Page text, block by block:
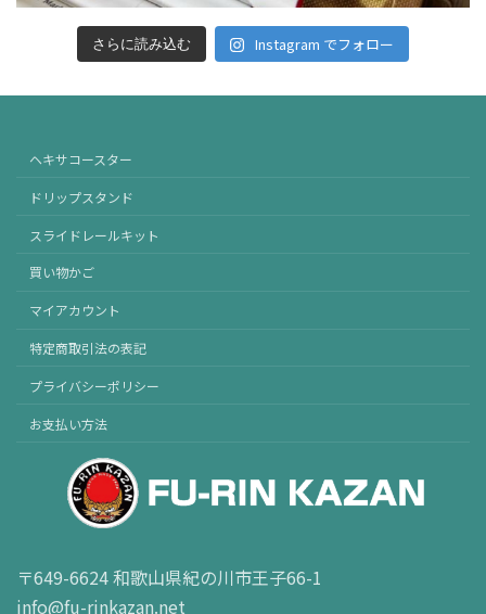
さらに読み込む Instagram でフォロー
ヘキサコースター
ドリップスタンド
スライドレールキット
買い物かご
マイアカウント
特定商取引法の表記
プライバシーポリシー
お支払い方法
〒649-6624 和歌山県紀の川市王子66-1
info@fu-rinkazan.net